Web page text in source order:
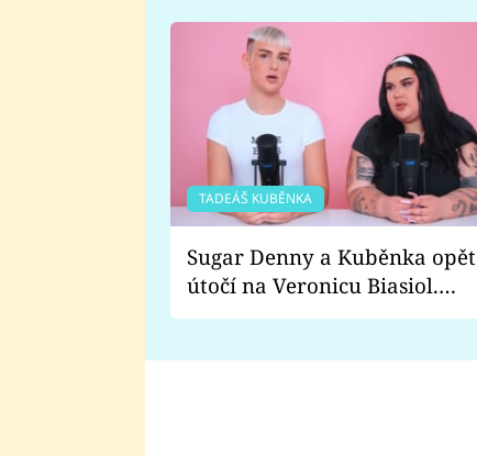
TADEÁŠ KUBĚNKA
Sugar Denny a Kuběnka opět
útočí na Veronicu Biasiol.
Proč je podle nich falešná a